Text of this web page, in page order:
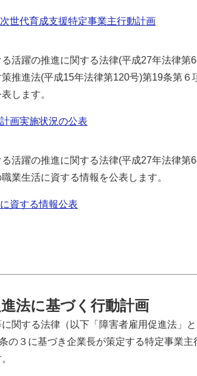
世代育成支援特定事業主行動計画
活躍の推進に関する法律(平成27年法律第
推進法(平成15年法律第120号)第19条第６
します。
画実施状況の公表
活躍の推進に関する法律(平成27年法律第
業生活に資する情報を公表します。
資する情報公表
法に基づく行動計画
関する法律（以下「障害者雇用促進法」
の３に基づき企業長が策定する特定事業主